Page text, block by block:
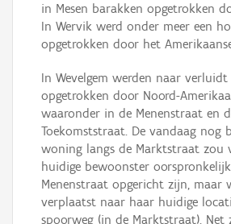
in Mesen barakken opgetrokken
In Wervik werd onder meer een
opgetrokken door het
In Wevelgem werden naar
opgetrokken door Noord-
waaronder in de Menenstraat en
Toekomststraat. De vandaag nog
woning langs de Marktstraat zou
huidige bewoonster
Menenstraat opgericht zijn, maar
verplaatst naar haar huidige
spoorweg (in de Marktstraat). Net